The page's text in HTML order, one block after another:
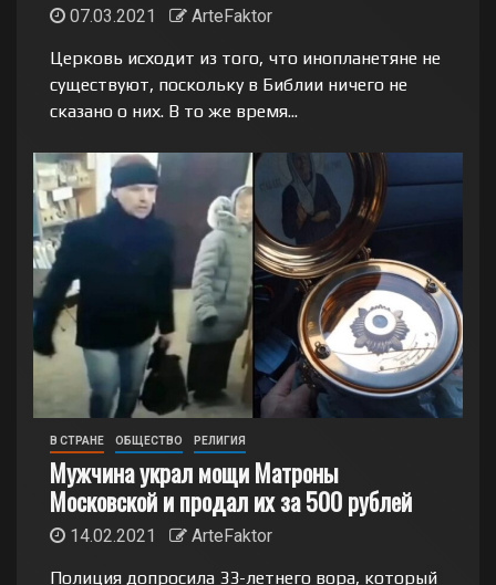
07.03.2021
ArteFaktor
Церковь исходит из того, что инопланетяне не
существуют, поскольку в Библии ничего не
сказано о них. В то же время...
В СТРАНЕ ОБЩЕСТВО РЕЛИГИЯ
Мужчина украл мощи Матроны
Московской и продал их за 500 рублей
14.02.2021
ArteFaktor
Полиция допросила 33-летнего вора, который